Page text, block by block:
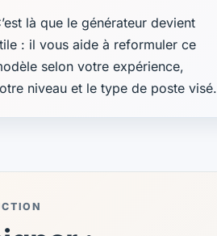
là que le générateur devient
: il vous aide à reformuler ce
selon votre expérience,
niveau et le type de poste visé.